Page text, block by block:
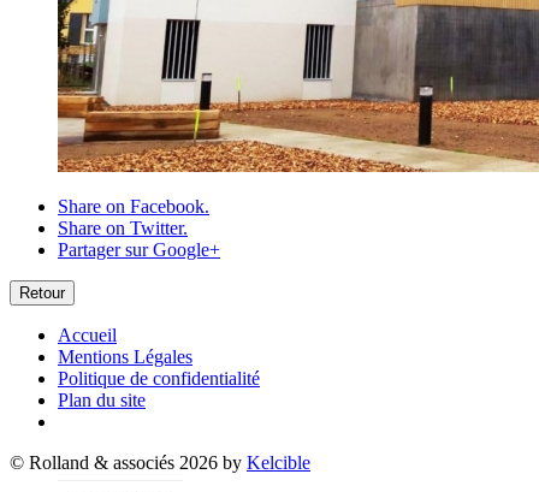
Share on Facebook.
Share on Twitter.
Partager sur Google+
Retour
Accueil
Mentions Légales
Politique de confidentialité
Plan du site
© Rolland & associés 2026 by Kelcible